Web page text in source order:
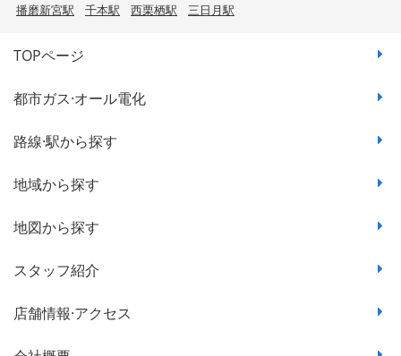
播磨新宮駅
千本駅 西栗栖駅 三日月駅
TOPページ
都市ガス·オール電化
路線·駅から探す
地域から探す
地図から探す
スタッフ紹介
店舗情報·アクセス